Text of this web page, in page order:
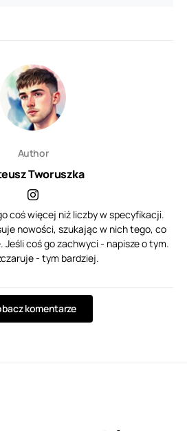
Author
Tworuszka
coś więcej niż liczby w specyfikacji.
nowości, szukając w nich tego, co
coś go zachwyci - napisze o tym.
- tym bardziej.
komentarze